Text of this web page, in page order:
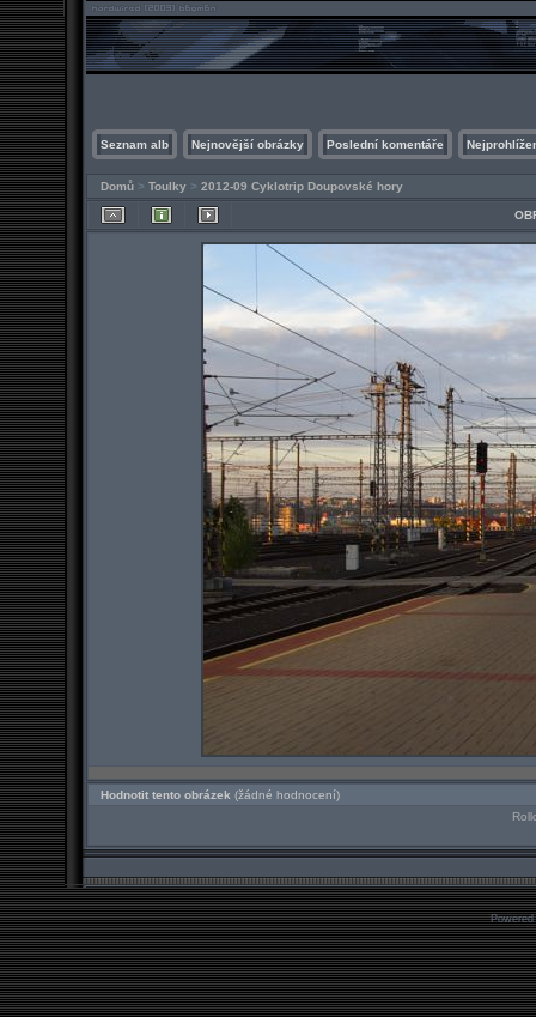
Seznam alb Nejnovější obrázky Poslední komentáře
Domů > Toulky > 2012-09 Cyklotrip Doupovské hory
Hodnotit tento obrázek (žádné hodnocení)